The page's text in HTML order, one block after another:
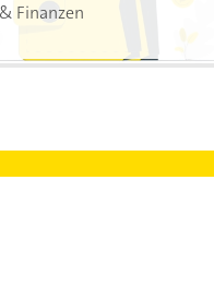
Finanzen